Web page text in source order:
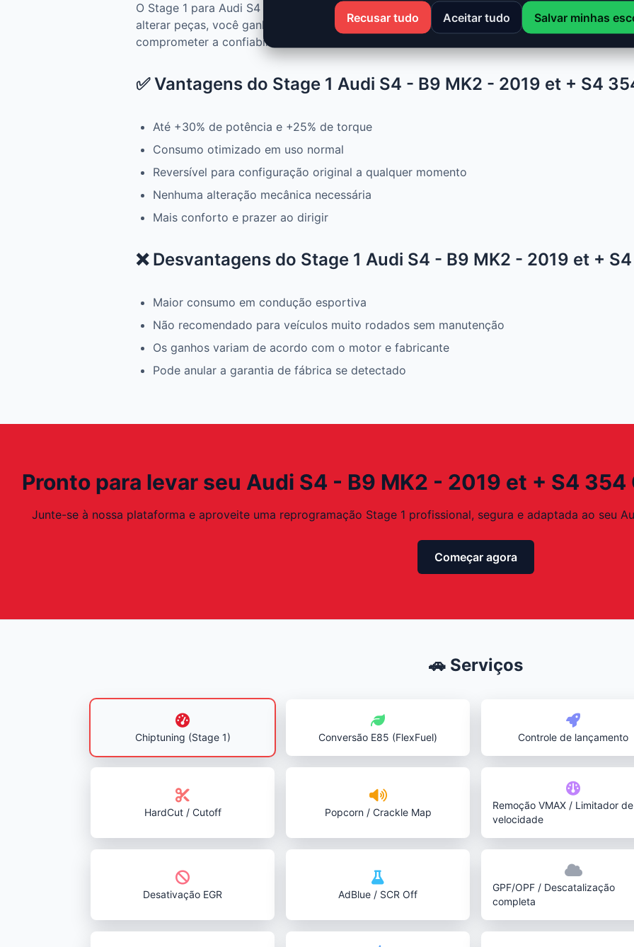
O Stage 1 para Audi S4 - B9 MK2 - 2019 et + S4 354 Cv (3.0 bi-turbo) combina
alterar peças, você ganha mais potência, mais torque e melhor consumo. Ideal para
comprometer a confiabilidade.
✅ Vantagens do Stage 1 Audi S4 - B9 MK2 - 2019 et + S4
Até +30% de potência e +25% de torque
Consumo otimizado em uso normal
Reversível para configuração original a qualquer momento
Nenhuma alteração mecânica necessária
Mais conforto e prazer ao dirigir
❌ Desvantagens do Stage 1 Audi S4 - B9 MK2 - 2019 et +
Maior consumo em condução esportiva
Não recomendado para veículos muito rodados sem manutenção
Os ganhos variam de acordo com o motor e fabricante
Pode anular a garantia de fábrica se detectado
Pronto para levar seu Audi S4 - B9 MK2 - 2019 et + S4
Junte-se à nossa plataforma e aproveite uma reprogramação Stage 1 profissional, segura e adaptada ao seu
Começar agora
Recusar tudo Aceitar tudo Salvar minhas
🚗 Serviços
Chiptuning (Stage 1) Conversão E85 (FlexFuel) Controle de lançamento
HardCut / Cutoff Popcorn / Crackle Map
Remoção VMAX / Limitador de
velocidade
Desativação EGR AdBlue / SCR Off
GPF/OPF / Descatalização
completa